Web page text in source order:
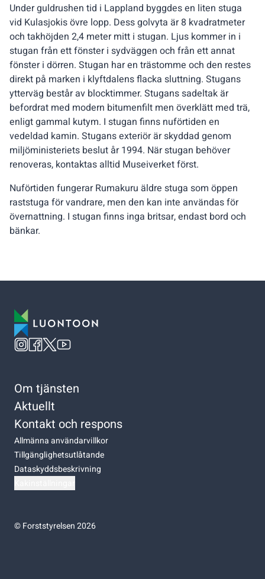
Under guldrushen tid i Lappland byggdes en liten stuga
vid Kulasjokis övre lopp. Dess golvyta är 8 kvadratmeter
och takhöjden 2,4 meter mitt i stugan. Ljus kommer in i
stugan från ett fönster i sydväggen och från ett annat
fönster i dörren. Stugan har en trästomme och den restes
direkt på marken i klyftdalens flacka sluttning. Stugans
ytterväg består av blocktimmer. Stugans sadeltak är
befordrat med modern bitumenfilt men överklätt med trä,
enligt gammal kutym. I stugan finns nuförtiden en
vedeldad kamin. Stugans exteriör är skyddad genom
miljöministeriets beslut år 1994. När stugan behöver
renoveras, kontaktas alltid Museiverket först.
Nuförtiden fungerar Rumakuru äldre stuga som öppen
raststuga för vandrare, men den kan inte användas för
övernattning. I stugan finns inga britsar, endast bord och
bänkar.
Om tjänsten
Aktuellt
Kontakt och respons
Allmänna användarvillkor
Tillgänglighetsutlåtande
Dataskyddsbeskrivning
©Forststyrelsen 2026